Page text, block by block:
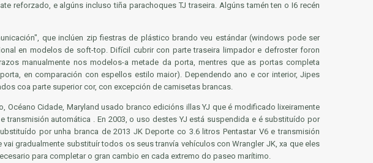
reforzado, e algúns incluso tiña parachoques TJ traseira. Algúns tamén ten o I6 recén
que inclúen zip fiestras de plástico brando veu estándar (windows pode ser
en modelos de soft-top. Difícil cubrir con parte traseira limpador e defroster foron
manualmente nos modelos-a metade da porta, mentres que as portas completa
en comparación con espellos estilo maior). Dependendo ano e cor interior, Jipes
coa parte superior cor, con excepción de camisetas brancas.
Cidade, Maryland usado branco edicións illas YJ que é modificado lixeiramente
automática . En 2003, o uso destes YJ está suspendida e é substituído por
por unha branca de 2013 JK Deporte co 3.6 litros Pentastar V6 e transmisión
gradualmente substituír todos os seus tranvía vehículos con Wrangler JK, xa que eles
para completar o gran cambio en cada extremo do paseo marítimo.